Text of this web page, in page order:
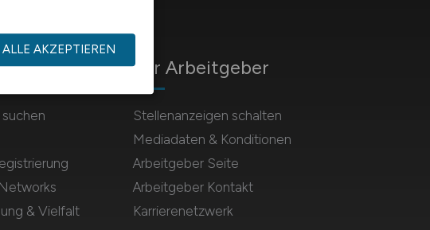
& Vielfalt
Für Arbeitgeber
Stellenanzeigen schalten
Mediadaten & Konditionen
Arbeitgeber Seite
Arbeitgeber Kontakt
Karrierenetzwerk
ALLE AKZEPTIEREN